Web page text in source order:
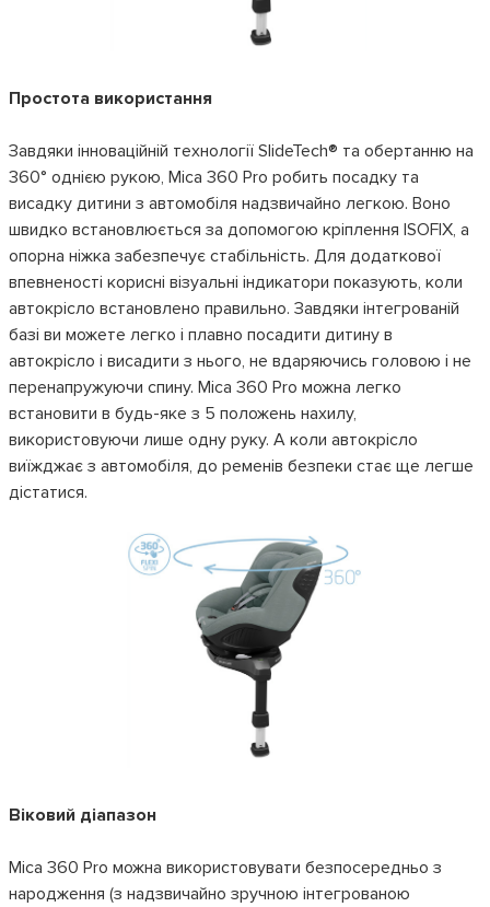
Простота використання
Завдяки інноваційній технології SlideTech® та обертанню на
360° однією рукою, Mica 360 Pro робить посадку та
висадку дитини з автомобіля надзвичайно легкою. Воно
швидко встановлюється за допомогою кріплення ISOFIX, а
опорна ніжка забезпечує стабільність. Для додаткової
впевненості корисні візуальні індикатори показують, коли
автокрісло встановлено правильно. Завдяки інтегрованій
базі ви можете легко і плавно посадити дитину в
автокрісло і висадити з нього, не вдаряючись головою і не
перенапружуючи спину. Mica 360 Pro можна легко
встановити в будь-яке з 5 положень нахилу,
використовуючи лише одну руку. А коли автокрісло
виїжджає з автомобіля, до ременів безпеки стає ще легше
дістатися.
Віковий діапазон
Mica 360 Pro можна використовувати безпосередньо з
народження (з надзвичайно зручною інтегрованою